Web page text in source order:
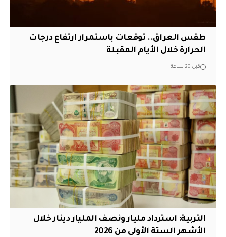
طقس العراق.. توقعات باستمرار ارتفاع درجات
الحرارة خلال الأيام المقبلة
قبل 20 ساعة
التربية: استرداد مليار ونصف المليار دينار خلال
الأشهر الستة الأولى من 2026